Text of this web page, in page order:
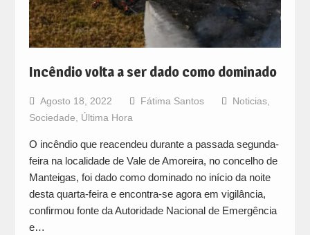
Incêndio volta a ser dado como dominado
Agosto 18, 2022 Fátima Santos Noticias,
Sociedade, Última Hora
O incêndio que reacendeu durante a passada segunda-
feira na localidade de Vale de Amoreira, no concelho de
Manteigas, foi dado como dominado no início da noite
desta quarta-feira e encontra-se agora em vigilância,
confirmou fonte da Autoridade Nacional de Emergência
e…